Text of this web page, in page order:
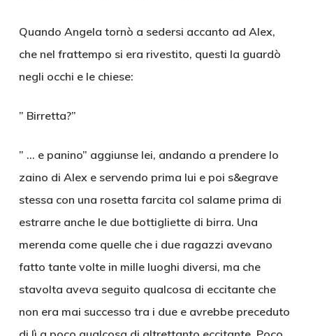
Quando Angela tornò a sedersi accanto ad Alex,
che nel frattempo si era rivestito, questi la guardò
negli occhi e le chiese:
” Birretta?”
” … e panino” aggiunse lei, andando a prendere lo
zaino di Alex e servendo prima lui e poi s&egrave
stessa con una rosetta farcita col salame prima di
estrarre anche le due bottigliette di birra. Una
merenda come quelle che i due ragazzi avevano
fatto tante volte in mille luoghi diversi, ma che
stavolta aveva seguito qualcosa di eccitante che
non era mai successo tra i due e avrebbe preceduto